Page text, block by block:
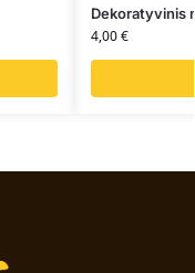
Dekoratyvinis
4,00€